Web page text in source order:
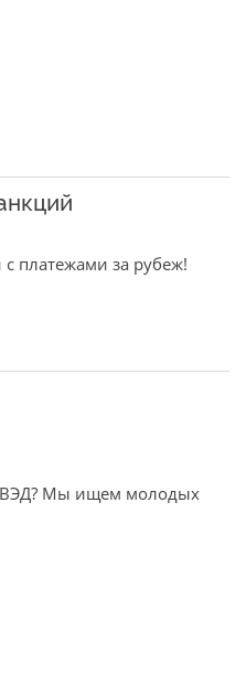
платежами за рубеж!
ВЭД? Мы ищем молодых